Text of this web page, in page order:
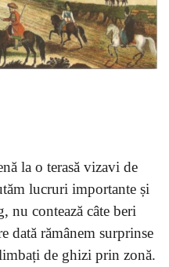
la o terasă vizavi de
lucruri importante și
nu contează câte beri
dată rămânem surprinse
de ghizi prin zonă.